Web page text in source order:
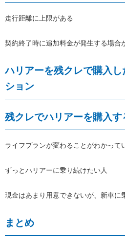
走行距離に上限がある
契約終了時に追加料金が発生する場合
ハリアーを残クレで購入
ション
残クレでハリアーを購入
ライフプランが変わることがわかって
ずっとハリアーに乗り続けたい人
現金はあまり用意できないが、新車に
まとめ